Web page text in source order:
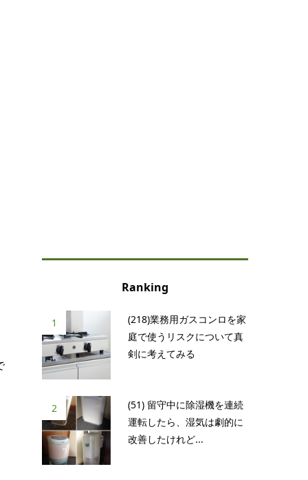
Ranking
1
(218)業務用ガスコンロを家
庭で使うリスクについて真
剣に考えてみる
2
(51) 留守中に除湿機を連続
運転したら、湿気は劇的に
改善したけれど...